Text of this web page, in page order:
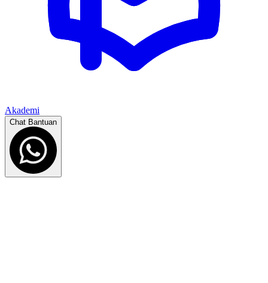
Akademi
Chat Bantuan